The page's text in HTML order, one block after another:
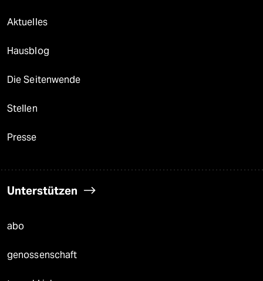
Aktuelles
Hausblog
Die Seitenwende
Stellen
Presse
Unterstützen
abo
genossenschaft